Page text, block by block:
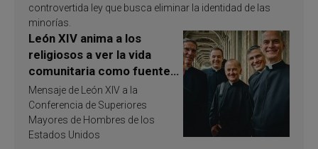
controvertida ley que busca eliminar la identidad de las
minorías.
León XIV anima a los
religiosos a ver la vida
comunitaria como fuente
de inspiración y
santificación
Mensaje de León XIV a la
Conferencia de Superiores
Mayores de Hombres de los
Estados Unidos